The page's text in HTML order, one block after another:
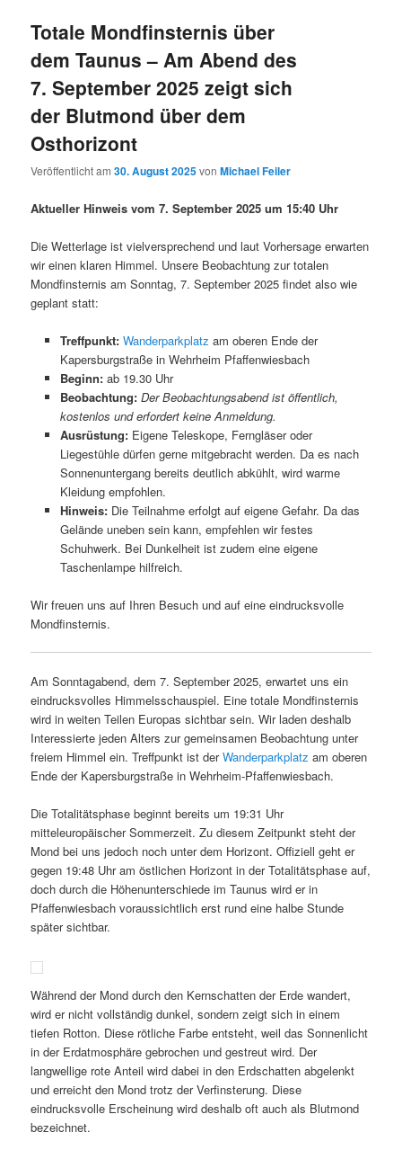
Totale Mondfinsternis über
dem Taunus – Am Abend des
7. September 2025 zeigt sich
der Blutmond über dem
Osthorizont
Veröffentlicht am30. August 2025vonMichael Feiler
Aktueller Hinweis vom 7. September 2025 um 15:40 Uhr
Die Wetterlage ist vielversprechend und laut Vorhersage erwarten
wir einen klaren Himmel. Unsere Beobachtung zur totalen
Mondfinsternis am Sonntag, 7. September 2025 findet also wie
geplant statt:
Treffpunkt: Wanderparkplatz am oberen Ende der
Kapersburgstraße in Wehrheim Pfaffenwiesbach
Beginn:ab 19.30 Uhr
Beobachtung: Der Beobachtungsabend ist öffentlich,
kostenlos und erfordert keine Anmeldung.
Ausrüstung:Eigene Teleskope, Ferngläser oder
Liegestühle dürfen gerne mitgebracht werden. Da es nach
Sonnenuntergang bereits deutlich abkühlt, wird warme
Kleidung empfohlen.
Hinweis:Die Teilnahme erfolgt auf eigene Gefahr. Da das
Gelände uneben sein kann, empfehlen wir festes
Schuhwerk. Bei Dunkelheit ist zudem eine eigene
Taschenlampe hilfreich.
Wir freuen uns auf Ihren Besuch und auf eine eindrucksvolle
Mondfinsternis.
Am Sonntagabend, dem 7. September 2025, erwartet uns ein
eindrucksvolles Himmelsschauspiel. Eine totale Mondfinsternis
wird in weiten Teilen Europas sichtbar sein. Wir laden deshalb
Interessierte jeden Alters zur gemeinsamen Beobachtung unter
freiem Himmel ein. Treffpunkt ist derWanderparkplatz am oberen
Ende der Kapersburgstraße in Wehrheim-Pfaffenwiesbach.
Die Totalitätsphase beginnt bereits um 19:31 Uhr
mitteleuropäischer Sommerzeit. Zu diesem Zeitpunkt steht der
Mond bei uns jedoch noch unter dem Horizont. Offiziell geht er
gegen 19:48 Uhr am östlichen Horizont in der Totalitätsphase auf,
doch durch die Höhenunterschiede im Taunus wird er in
Pfaffenwiesbach voraussichtlich erst rund eine halbe Stunde
später sichtbar.
Während der Mond durch den Kernschatten der Erde wandert,
wird er nicht vollständig dunkel, sondern zeigt sich in einem
tiefen Rotton. Diese rötliche Farbe entsteht, weil das Sonnenlicht
in der Erdatmosphäre gebrochen und gestreut wird. Der
langwellige rote Anteil wird dabei in den Erdschatten abgelenkt
und erreicht den Mond trotz der Verfinsterung. Diese
eindrucksvolle Erscheinung wird deshalb oft auch als Blutmond
bezeichnet.